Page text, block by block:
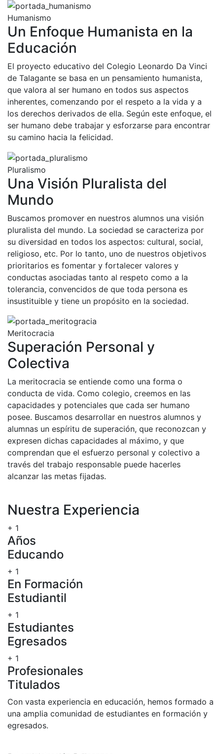
Humanismo
Un Enfoque Humanista en la
Educación
El proyecto educativo del Colegio Leonardo Da Vinci
de Talagante se basa en un pensamiento humanista,
que valora al ser humano en todos sus aspectos
inherentes, comenzando por el respeto a la vida y a
los derechos derivados de ella. Según este enfoque, el
ser humano debe trabajar y esforzarse para encontrar
su camino hacia la felicidad.
Pluralismo
Una Visión Pluralista del
Mundo
Buscamos promover en nuestros alumnos una visión
pluralista del mundo. La sociedad se caracteriza por
su diversidad en todos los aspectos: cultural, social,
religioso, etc. Por lo tanto, uno de nuestros objetivos
prioritarios es fomentar y fortalecer valores y
conductas asociadas tanto al respeto como a la
tolerancia, convencidos de que toda persona es
insustituible y tiene un propósito en la sociedad.
Meritocracia
Superación Personal y
Colectiva
La meritocracia se entiende como una forma o
conducta de vida. Como colegio, creemos en las
capacidades y potenciales que cada ser humano
posee. Buscamos desarrollar en nuestros alumnos y
alumnas un espíritu de superación, que reconozcan y
expresen dichas capacidades al máximo, y que
comprendan que el esfuerzo personal y colectivo a
través del trabajo responsable puede hacerles
alcanzar las metas fijadas.
Nuestra Experiencia
+ 1
Años
Educando
+ 1
En Formación
Estudiantil
+ 1
Estudiantes
Egresados
+ 1
Profesionales
Titulados
Con vasta experiencia en educación, hemos formado a
una amplia comunidad de estudiantes en formación y
egresados.